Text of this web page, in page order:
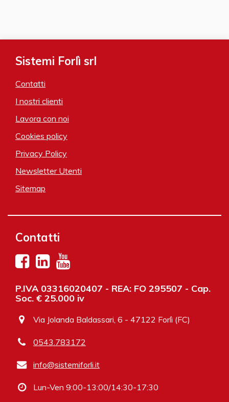
Sistemi Forlì srl
Contatti
I nostri clienti
Lavora con noi
Cookies policy
Privacy Policy
Newsletter Utenti
Sitemap
Contatti
P.IVA 03316020407 - REA: FO 295507 - Cap.
Soc. € 25.000 iv
Via Jolanda Baldassari, 6 - 47122 Forlì (FC)
0543.783172
info@sistemiforli.it
Lun-Ven 9:00-13:00/14:30-17:30